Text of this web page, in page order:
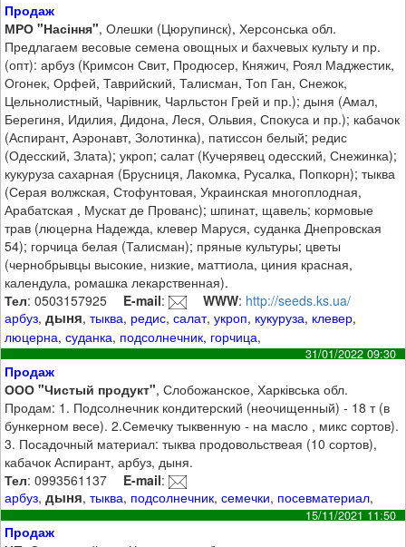
Продаж
МРО "Насіння", Олешки (Цюрупинск), Херсонська обл.
Предлагаем весовые семена овощных и бахчевых культу и пр.
(опт): арбуз (Кримсон Свит, Продюсер, Княжич, Роял Маджестик,
Огонек, Орфей, Таврийский, Талисман, Топ Ган, Снежок,
Цельнолистный, Чарівник, Чарльстон Грей и пр.); дыня (Амал,
Берегиня, Идилия, Дидона, Леся, Ольвия, Спокуса и пр.); кабачок
(Аспирант, Аэронавт, Золотинка), патиссон белый; редис
(Одесский, Злата); укроп; салат (Кучерявец одесский, Снежинка);
кукуруза сахарная (Брусниця, Лакомка, Русалка, Попкорн); тыква
(Серая волжская, Стофунтовая, Украинская многоплодная,
Арабатская , Мускат де Прованс); шпинат, щавель; кормовые
трав (люцерна Надежда, клевер Маруся, суданка Днепровская
54); горчица белая (Талисман); пряные культуры; цветы
(чернобрывцы высокие, низкие, маттиола, циния красная,
календула, ромашка лекарственная).
Тел: 0503157925 E-mail: WWW: http://seeds.ks.ua/
арбуз,дыня,тыква, редис,салат,укроп, кукуруза, клевер,
люцерна,суданка, подсолнечник, горчица,
31/01/2022 09:30
Продаж
ООО "Чистый продукт", Слобожанское, Харківська обл.
Продам: 1. Подсолнечник кондитерский (неочищенный) - 18 т (в
бункерном весе). 2.Семечку тыквенную - на масло , микс сортов).
3. Посадочный материал: тыква продовольствеая (10 сортов),
кабачок Аспирант, арбуз, дыня.
Тел: 0993561137 E-mail:
арбуз,дыня,тыква, подсолнечник,семечки, посевматериал,
15/11/2021 11:50
Продаж